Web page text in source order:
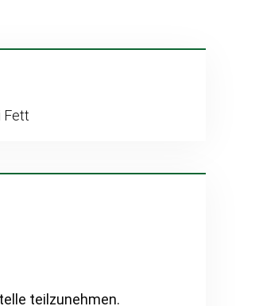
Fett
teilzunehmen.